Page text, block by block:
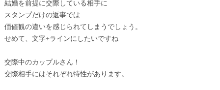
結婚を前提に交際している相手に
スタンプだけの返事では
価値観の違いを感じられてしまうでしょう。
せめて、文字+ラインにしたいですね
交際中のカップルさん！
交際相手にはそれぞれ特性があります。